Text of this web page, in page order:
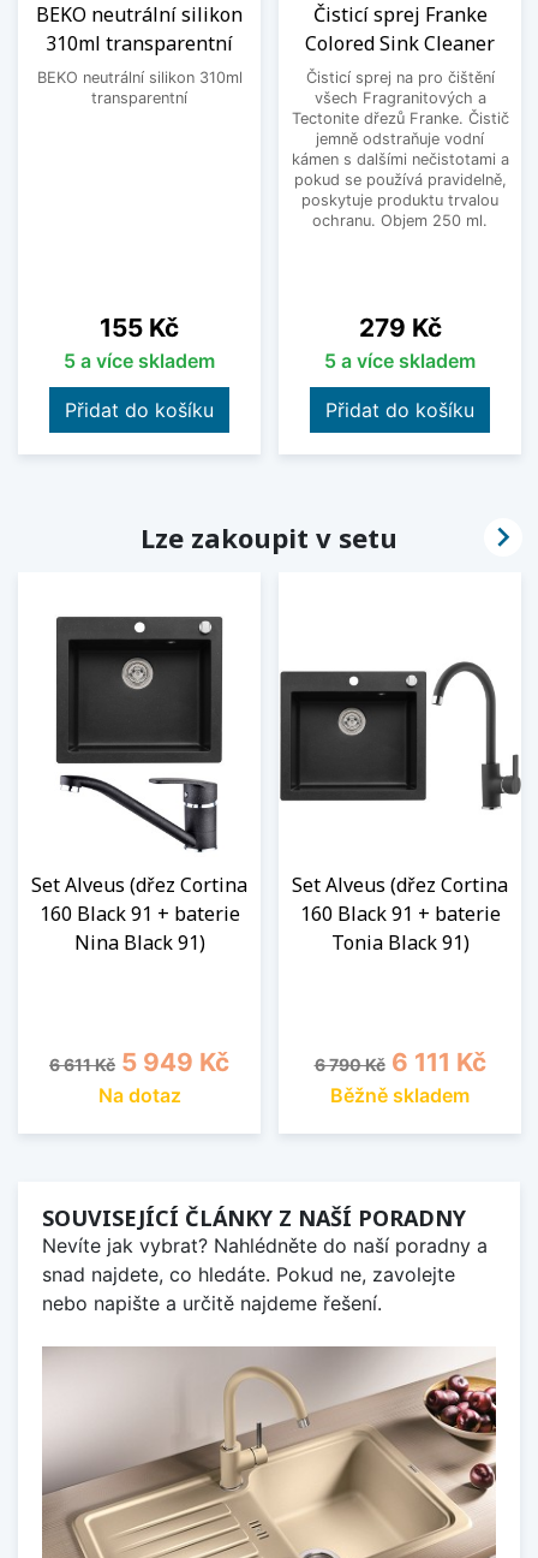
BEKO neutrální silikon
310ml transparentní
BEKO neutrální silikon 310ml
transparentní
Cena
155 Kč
5 a více skladem
Přidat do košíku
Čisticí sprej Franke
Colored Sink Cleaner
Čisticí sprej na pro čištění
všech Fragranitových a
Tectonite dřezů Franke. Čistič
jemně odstraňuje vodní
kámen s dalšími nečistotami a
pokud se používá pravidelně,
poskytuje produktu trvalou
ochranu. Objem 250 ml.
Cena
279 Kč
5 a více skladem
Přidat do košíku
Lze zakoupit v setu
Set Alveus (dřez Cortina
160 Black 91 + baterie
Nina Black 91)
Běžná cena
6 611 Kč Cena
5 949 Kč
Na dotaz
Set Alveus (dřez Cortina
160 Black 91 + baterie
Tonia Black 91)
Běžná cena
6 790 Kč Cena
6 111 Kč
Běžně skladem

SOUVISEJÍCÍ ČLÁNKY Z NAŠÍ PORADNY
Nevíte jak vybrat? Nahlédněte do naší poradny a
snad najdete, co hledáte. Pokud ne, zavolejte
nebo napište a určitě najdeme řešení.